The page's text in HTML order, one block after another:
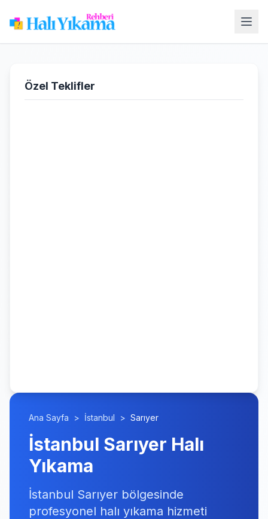
Özel Teklifler
Ana Sayfa > İstanbul > Sarıyer
İstanbul Sarıyer Halı
Yıkama
İstanbul Sarıyer bölgesinde
profesyonel halı yıkama hizmeti